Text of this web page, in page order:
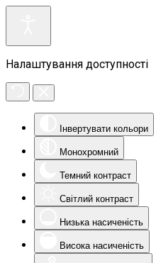
Налаштування доступності
Інвертувати кольори
Монохромний
Темний контраст
Світлий контраст
Низька насиченість
Висока насиченість